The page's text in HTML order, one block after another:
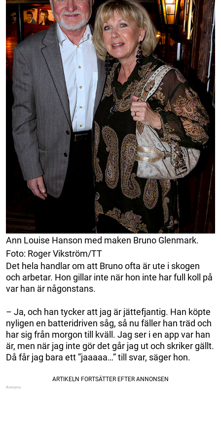
Ann Louise Hanson med maken Bruno Glenmark.
Foto: Roger Vikström/TT
Det hela handlar om att Bruno ofta är ute i skogen
och arbetar. Hon gillar inte när hon inte har full koll på
var han är någonstans.
– Ja, och han tycker att jag är jättefjantig. Han köpte
nyligen en batteridriven såg, så nu fäller han träd och
har sig från morgon till kväll. Jag ser i en app var han
är, men när jag inte gör det går jag ut och skriker gällt.
Då får jag bara ett ”jaaaaa…” till svar, säger hon.